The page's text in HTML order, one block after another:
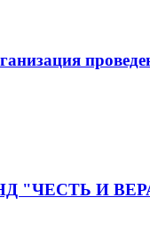
"ЧЕСТЬ И